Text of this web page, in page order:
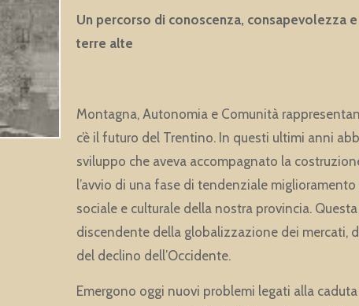
Un percorso di conoscenza, consapevolezza
terre alte
Montagna, Autonomia e Comunità
c’è il futuro del Trentino. In questi ultimi anni
sviluppo che aveva accompagnato la
l’avvio di una fase di tendenziale
sociale e culturale della nostra provincia.
discendente della globalizzazione dei mercati,
del declino dell’Occidente.
Emergono oggi nuovi problemi legati alla